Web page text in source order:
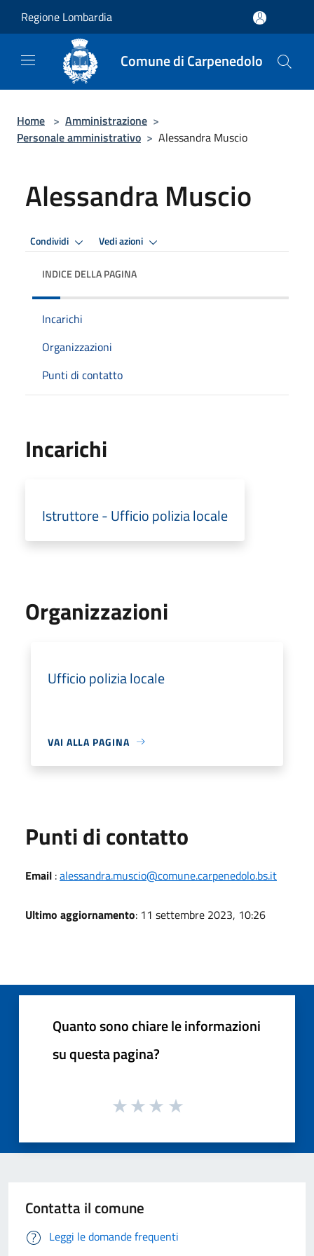
Regione Lombardia
Comune di Carpenedolo
Home > Amministrazione >
Personale amministrativo > Alessandra Muscio
Alessandra Muscio
Condividi Vedi azioni
INDICE DELLA PAGINA
Incarichi
Organizzazioni
Punti di contatto
Incarichi
Istruttore - Ufficio polizia locale
Organizzazioni
Ufficio polizia locale
VAI ALLA PAGINA
Punti di contatto
Email :alessandra.muscio@comune.carpenedolo.bs.it
Ultimo aggiornamento: 11 settembre 2023, 10:26
Quanto sono chiare le informazioni
su questa pagina?
Contatta il comune
Leggi le domande frequenti